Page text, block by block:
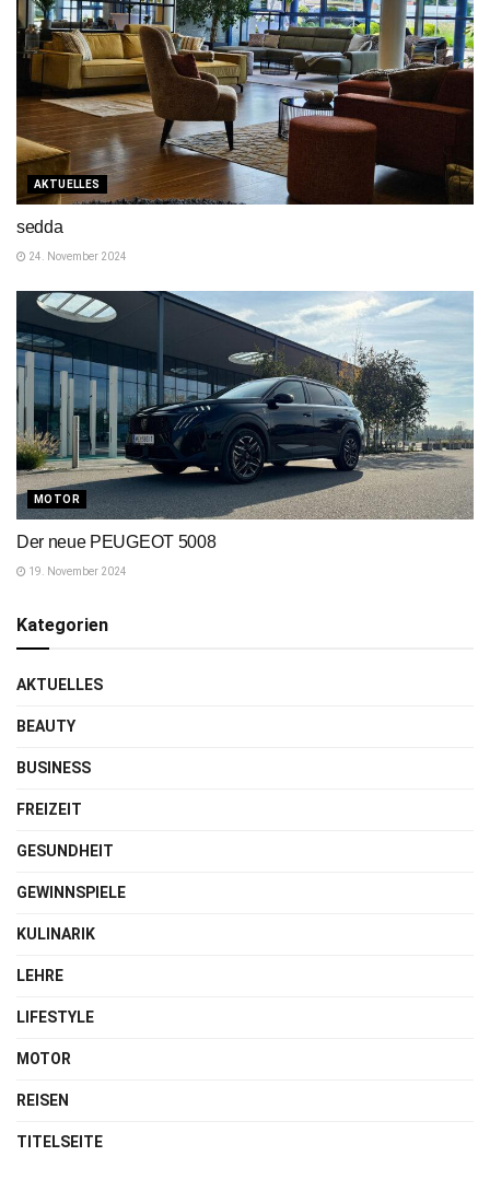
AKTUELLES
sedda
24. November 2024
MOTOR
Der neue PEUGEOT 5008
19. November 2024
Kategorien
AKTUELLES
BEAUTY
BUSINESS
FREIZEIT
GESUNDHEIT
GEWINNSPIELE
KULINARIK
LEHRE
LIFESTYLE
MOTOR
REISEN
TITELSEITE